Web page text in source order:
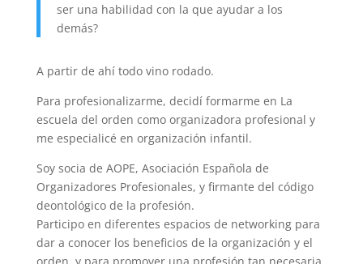
ser una habilidad con la que ayudar a los
demás?
A partir de ahí todo vino rodado.
Para profesionalizarme, decidí formarme en La
escuela del orden como organizadora profesional y
me especialicé en organización infantil.
Soy socia de AOPE, Asociación Española de
Organizadores Profesionales, y firmante del código
deontológico de la profesión.
Participo en diferentes espacios de networking para
dar a conocer los beneficios de la organización y el